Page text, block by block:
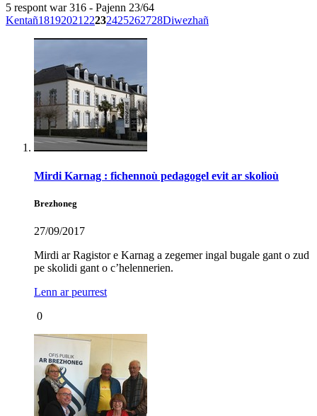
5 respont war 316 - Pajenn 23/64
Kentañ18192021 22232425262728Diwezhañ
Mirdi Karnag : fichennoù pedagogel evit ar skolioù
Brezhoneg
27/09/2017
Mirdi ar Ragistor e Karnag a zegemer ingal bugale gant o zud
pe skolidi gant o c’helennerien.
Lenn ar peurrest
0